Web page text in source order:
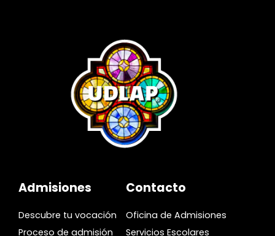
Admisiones
Descubre tu vocación
Proceso de admisión
Contacto
Oficina de Admisiones
Servicios Escolares